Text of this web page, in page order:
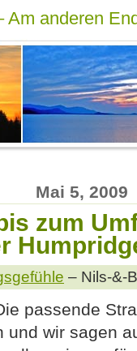
Am anderen
Mai 5, 2009
zum
– Nils-&-
passende
und wir sagen